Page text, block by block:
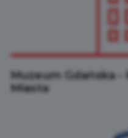
Muzeum Gdańska -
Miasta